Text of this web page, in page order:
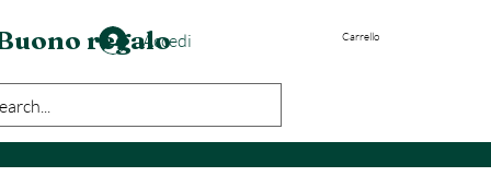
regalo
Accedi Carrello